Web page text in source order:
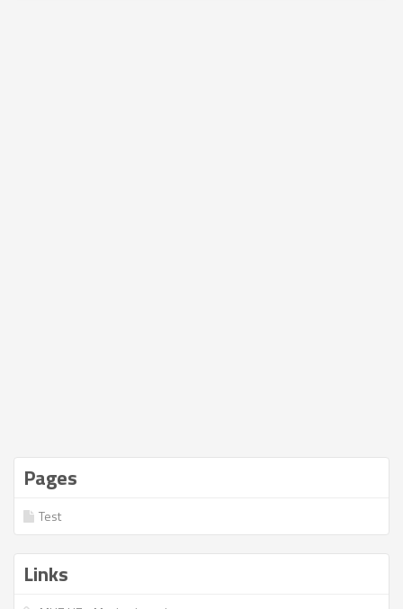
Pages
Test
Links